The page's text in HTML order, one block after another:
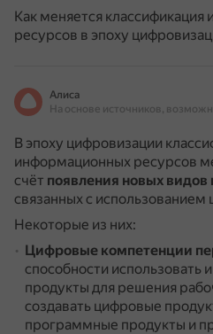
Как меняется
ресурсов в эпоху
Алиса
В эпоху цифровизации
информационных ресурсов
счёт появления новых
связанных с
Некоторые из них:
Цифровые компетенции
способности использовать
продукты для решения
создавать цифровые
программные продукты и